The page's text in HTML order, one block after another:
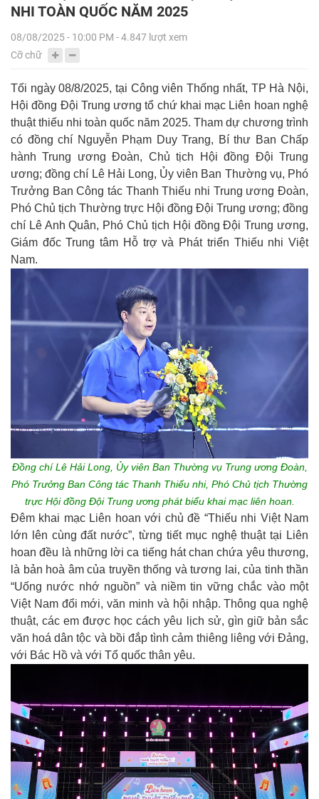
NHI TOÀN QUỐC NĂM 2025
08/08/2025 - 10:00 PM - 4.847 lượt xem
Cỡ chữ
Tối ngày 08/8/2025, tại Công viên Thống nhất, TP Hà Nội,
Hội đồng Đội Trung ương tổ chứ khai mạc Liên hoan nghệ
thuật thiếu nhi toàn quốc năm 2025. Tham dự chương trình
có đồng chí Nguyễn Phạm Duy Trang, Bí thư Ban Chấp
hành Trung ương Đoàn, Chủ tịch Hội đồng Đội Trung
ương; đồng chí Lê Hải Long, Ủy viên Ban Thường vụ, Phó
Trưởng Ban Công tác Thanh Thiếu nhi Trung ương Đoàn,
Phó Chủ tịch Thường trực Hội đồng Đội Trung ương; đồng
chí Lê Anh Quân, Phó Chủ tịch Hội đồng Đội Trung ương,
Giám đốc Trung tâm Hỗ trợ và Phát triển Thiếu nhi Việt
Nam.
Đồng chí Lê Hải Long, Ủy viên Ban Thường vụ Trung ương Đoàn,
Phó Trưởng Ban Công tác Thanh Thiếu nhi, Phó Chủ tịch Thường
trực Hội đồng Đội Trung ương phát biểu khai mạc liên hoan.
Đêm khai mạc Liên hoan với chủ đề “Thiếu nhi Việt Nam
lớn lên cùng đất nước”, từng tiết mục nghệ thuật tại Liên
hoan đều là những lời ca tiếng hát chan chứa yêu thương,
là bản hoà âm của truyền thống và tương lai, của tinh thần
“Uống nước nhớ nguồn” và niềm tin vững chắc vào một
Việt Nam đổi mới, văn minh và hội nhập. Thông qua nghệ
thuật, các em được học cách yêu lịch sử, gìn giữ bản sắc
văn hoá dân tộc và bồi đắp tình cảm thiêng liêng với Đảng,
với Bác Hồ và với Tổ quốc thân yêu.